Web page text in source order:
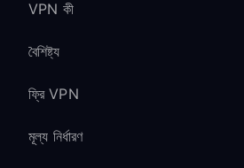
VPN কী
বৈশিষ্ট্য
ফ্রি VPN
মূল্য নির্ধারণ